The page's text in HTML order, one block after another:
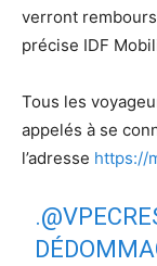
verront
précise IDF
Tous les
appelés à se
l’adresse https://
.